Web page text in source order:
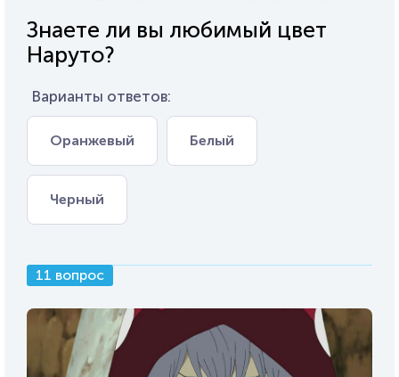
Знаете ли вы любимый цвет
Наруто?
Варианты ответов:
Оранжевый Белый
Черный
11 вопрос